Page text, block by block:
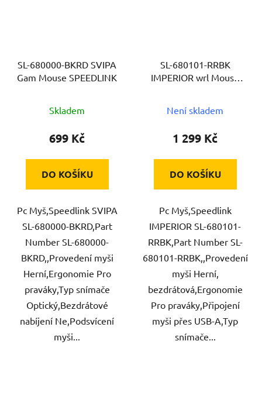
SL-680000-BKRD SVIPA
Gam Mouse SPEEDLINK
Skladem
699 Kč
DO KOŠÍKU
Pc Myš,Speedlink SVIPA
SL-680000-BKRD,Part
Number SL-680000-
BKRD,,Provedení myši
Herní,Ergonomie Pro
praváky,Typ snímače
Optický,Bezdrátové
nabíjení Ne,Podsvícení
myši...
SL-680101-RRBK
IMPERIOR wrl Mouse
Není skladem
1 299 Kč
DO KOŠÍKU
Pc Myš,Speedlink
IMPERIOR SL-680101-
RRBK,Part Number SL-
680101-RRBK,,Provedení
myši Herní,
bezdrátová,Ergonomie
Pro praváky,Připojení
myši přes USB-A,Typ
snímače...